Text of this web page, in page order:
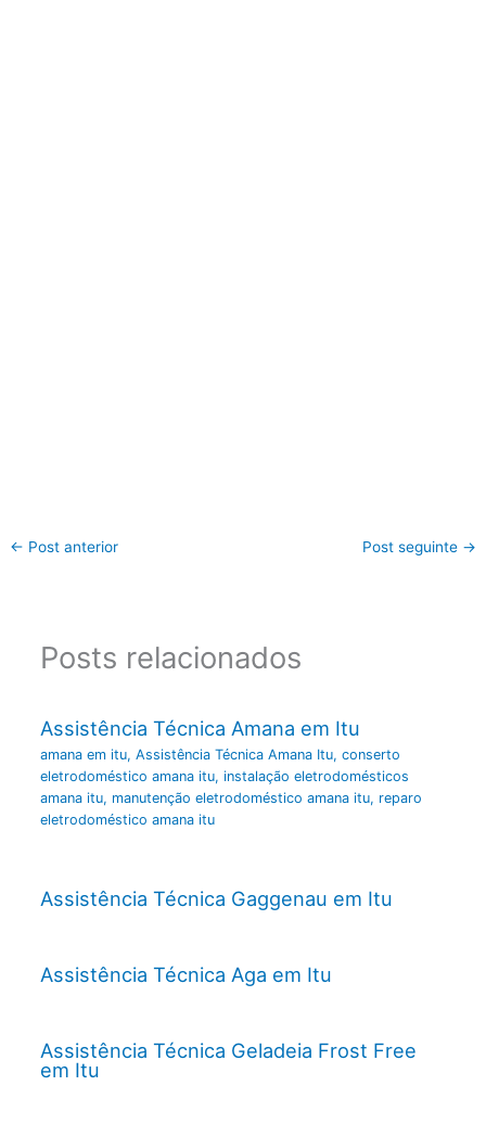
← Post anterior Post seguinte →
Posts relacionados
Assistência Técnica Amana em Itu
amana em itu, Assistência Técnica Amana Itu, conserto
eletrodoméstico amana itu, instalação eletrodomésticos
amana itu, manutenção eletrodoméstico amana itu, reparo
eletrodoméstico amana itu
Assistência Técnica Gaggenau em Itu
Assistência Técnica Aga em Itu
Assistência Técnica Geladeia Frost Free
em Itu